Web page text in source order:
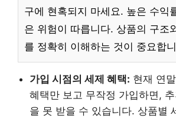
구에 현혹되지 마세요. 높은 수익
은 위험이 따릅니다. 상품의 구조
를 정확히 이해하는 것이 중요합
가입 시점의 세제 혜택: 현재 연
혜택만 보고 무작정 가입하면,
을 못 받을 수 있습니다. 상품별